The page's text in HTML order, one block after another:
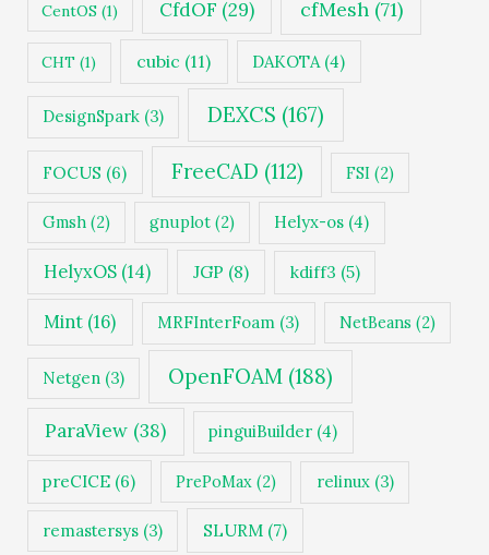
CentOS (1) CfdOF (29) cfMesh(71)
CHT (1) cubic (11) DAKOTA (4)
DesignSpark(3) DEXCS (167)
FOCUS (6) FreeCAD (112) FSI (2)
Gmsh(2) gnuplot(2) Helyx-os (4)
HelyxOS (14) JGP (8) kdiff3 (5)
Mint (16) MRFInterFoam (3) NetBeans (2)
Netgen(3) OpenFOAM (188)
ParaView (38) pinguiBuilder (4)
preCICE (6) PrePoMax (2) relinux(3)
remastersys(3) SLURM (7)